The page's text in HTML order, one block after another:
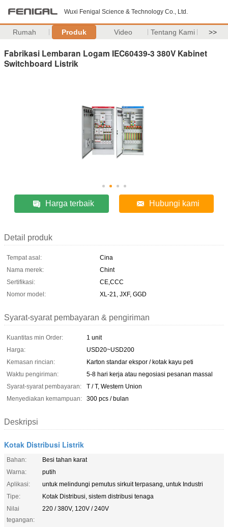
Wuxi Fenigal Science & Technology Co., Ltd.
Rumah Produk Video Tentang Kami >>
Fabrikasi Lembaran Logam IEC60439-3 380V Kabinet
Switchboard Listrik
Harga terbaik Hubungi kami
Detail produk
Tempat asal:
Cina
Nama merek:
Chint
Sertifikasi:
CE,CCC
Nomor model:
XL-21, JXF, GGD
Syarat-syarat pembayaran & pengiriman
Kuantitas min Order:
1 unit
Harga:
USD20~USD200
Kemasan rincian:
Karton standar ekspor / kotak kayu peti
Waktu pengiriman:
5-8 hari kerja atau negosiasi pesanan massal
Syarat-syarat pembayaran:
T / T, Western Union
Menyediakan kemampuan:
300 pcs / bulan
Deskripsi
Kotak Distribusi Listrik
Bahan:
Besi tahan karat
Warna:
putih
Aplikasi:
untuk melindungi pemutus sirkuit terpasang, untuk Industri
Tipe:
Kotak Distribusi, sistem distribusi tenaga
Nilai
tegangan:
220 / 380V, 120V / 240V